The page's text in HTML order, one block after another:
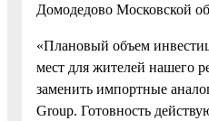
Домодедово Московской
«Плановый объем
мест для жителей нашего
заменить импортные
Group. Готовность